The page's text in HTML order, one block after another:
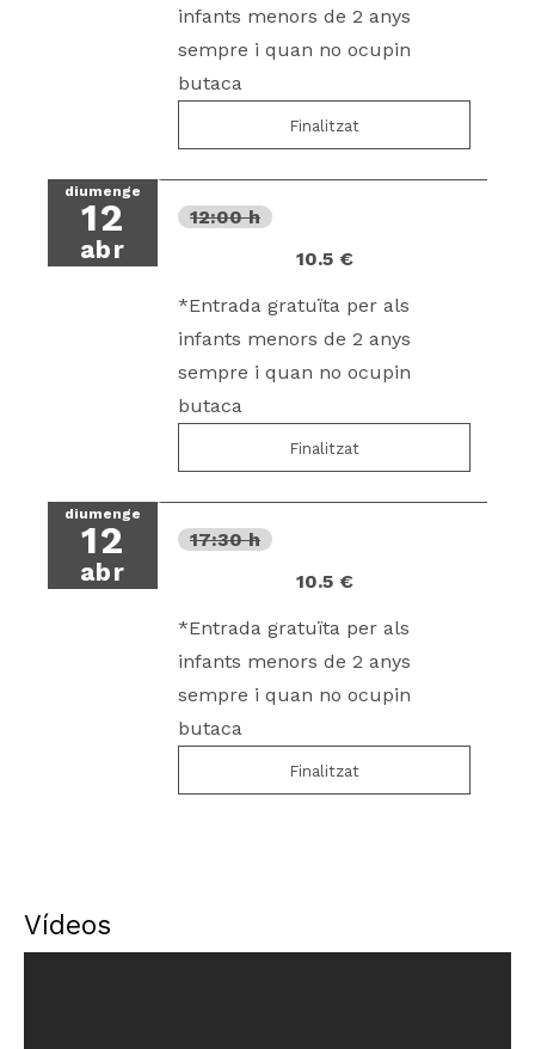
infants menors de 2 anys
sempre i quan no ocupin
butaca
Finalitzat
diumenge
12
abr
12:00 h
10.5 €
*Entrada gratuïta per als
infants menors de 2 anys
sempre i quan no ocupin
butaca
Finalitzat
diumenge
12
abr
17:30 h
10.5 €
*Entrada gratuïta per als
infants menors de 2 anys
sempre i quan no ocupin
butaca
Finalitzat
Vídeos